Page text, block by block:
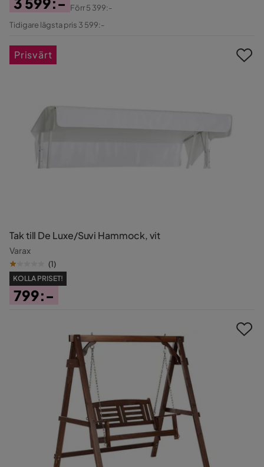
Pris
Original
Förr5 399:-
Tidigare lägsta pris 3 599:-
Tak till De Luxe/Suvi Hammock, vit
Varax
(1)
KOLLA PRISET!
799:-
Prisvärt